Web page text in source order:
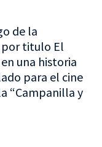
de la
por titulo El
una historia
para el cine
“Campanilla y